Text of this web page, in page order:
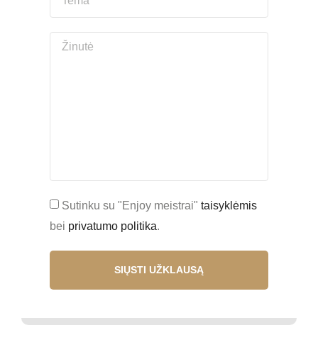
Sutinku su "Enjoy meistrai" taisyklėmis
bei privatumo politika.
SIŲSTI UŽKLAUSĄ